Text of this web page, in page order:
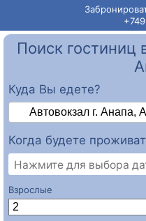
Поиск гостиниц
Куда Вы едете?
Когда будете
Нажмите для выбора
Взрослые